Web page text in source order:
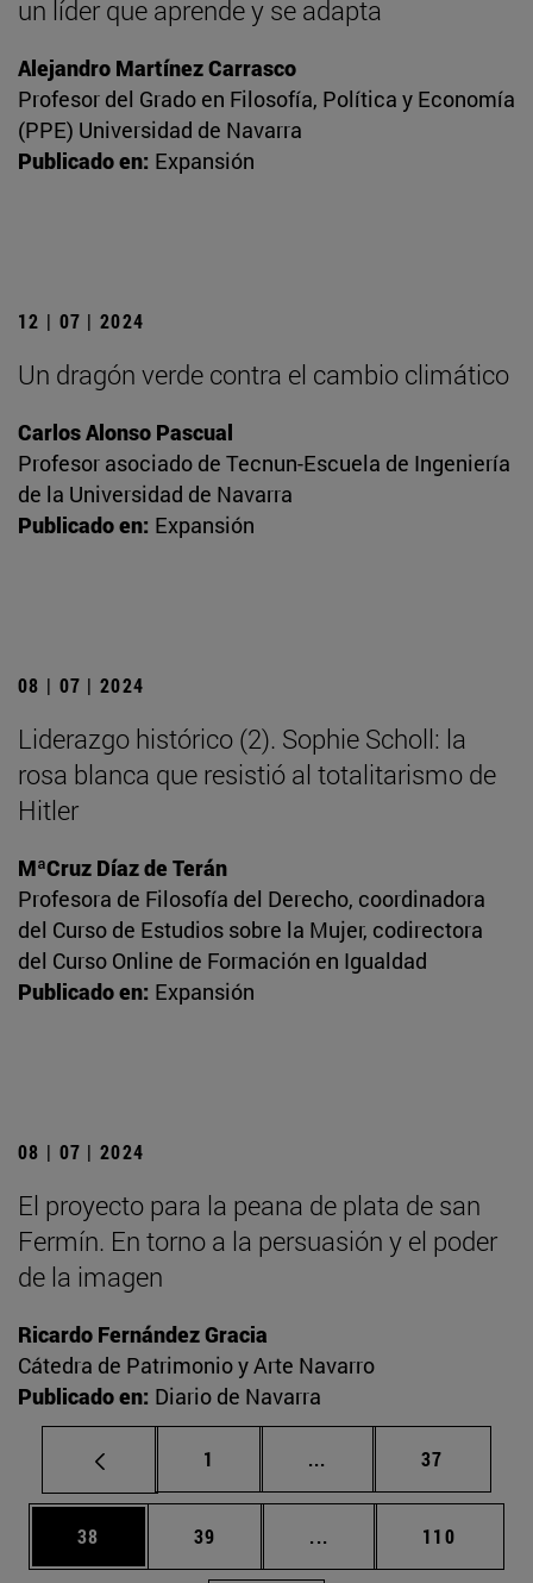
un líder que aprende y se adapta
Alejandro Martínez Carrasco
Profesor del Grado en Filosofía, Política y Economía
(PPE) Universidad de Navarra
Publicado en: Expansión
12 | 07 | 2024
Un dragón verde contra el cambio climático
Carlos Alonso Pascual
Profesor asociado de Tecnun-Escuela de Ingeniería
de la Universidad de Navarra
Publicado en: Expansión
08 | 07 | 2024
Liderazgo histórico (2). Sophie Scholl: la
rosa blanca que resistió al totalitarismo de
Hitler
MªCruz Díaz de Terán
Profesora de Filosofía del Derecho, coordinadora
del Curso de Estudios sobre la Mujer, codirectora
del Curso Online de Formación en Igualdad
Publicado en: Expansión
08 | 07 | 2024
El proyecto para la peana de plata de san
Fermín. En torno a la persuasión y el poder
de la imagen
Ricardo Fernández Gracia
Cátedra de Patrimonio y Arte Navarro
Publicado en: Diario de Navarra
Página
1 ... Páginas intermedias
Página
37
Página
38 Página
39 ... Páginas intermedias
Página
110